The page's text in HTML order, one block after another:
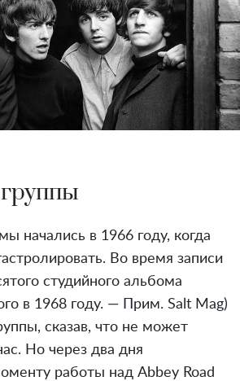
начались в 1966 году, когда
Во время записи
студийного альбома
в 1968 году. — Прим. Salt Mag)
сказав, что не может
Но через два дня
работы над Abbey Road